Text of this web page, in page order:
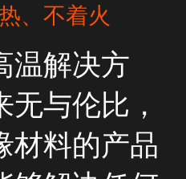
、不着火
温解决方
与伦比，
材料的产品